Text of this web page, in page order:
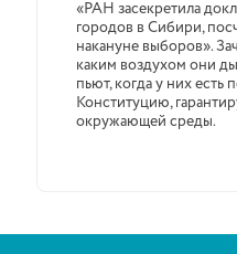
«РАН засекретила
городов в Сибири,
накануне выборов».
каким воздухом они
пьют, когда у них есть
Конституцию,
окружающей среды.